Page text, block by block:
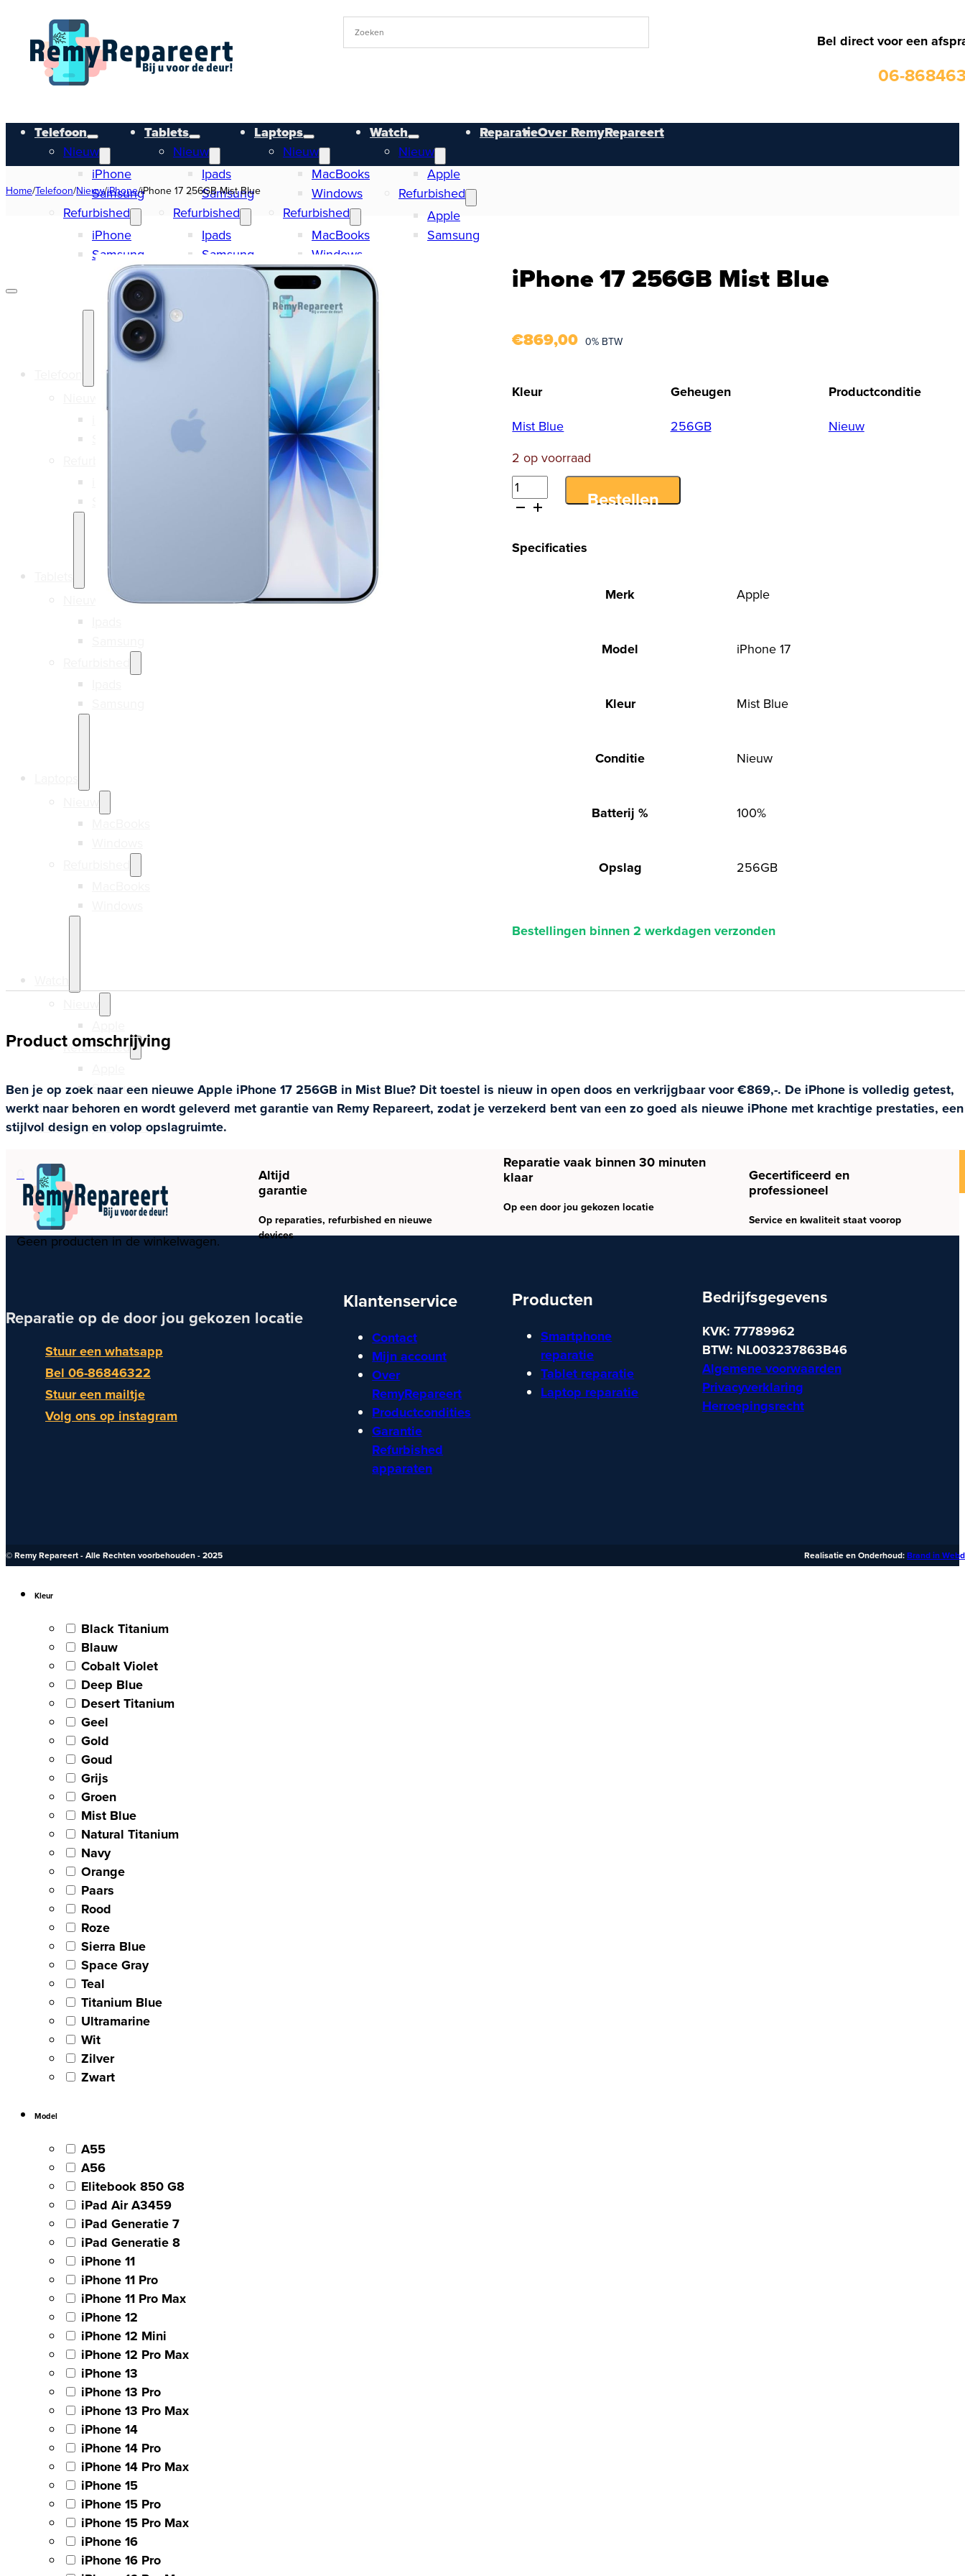
Bel direct voor een
06-
Telefoon
Nieuw
iPhone
Samsung
Refurbished
iPhone
Samsung
Tablets
Nieuw
Ipads
Samsung
Refurbished
Ipads
Samsung
Laptops
Nieuw
MacBooks
Windows
Refurbished
MacBooks
Windows
Watch
Nieuw
Apple
Refurbished
Apple
Samsung
ReparatieOver RemyRepareert
Refurbished
Samsung
Reparatie
Over RemyRepareert
Geen producten in de winkelwagen.
Home/Telefoon/Nieuw/iPhone/iPhone 17 256GB Mist Blue
iPhone 17 256GB Mist Blue
€869,00 0% BTW
Kleur
Mist Blue
Geheugen
256GB
Productconditie
Nieuw
2 op voorraad
iPhone
17
Mist
Blue
Bestellen
Specificaties
Merk Apple
Model iPhone 17
Kleur Mist Blue
Conditie Nieuw
Batterij % 100%
Opslag 256GB
Bestellingen binnen 2 werkdagen verzonden
Product omschrijving
Ben je op zoek naar een nieuwe Apple iPhone 17 256GB in Mist Blue? Dit toestel is nieuw in open doos en verkrijgbaar voor €869,-. De iPhone is volledig getest,
werkt naar behoren en wordt geleverd met garantie van Remy Repareert, zodat je verzekerd bent van een zo goed als nieuwe iPhone met krachtige prestaties, een
stijlvol design en volop opslagruimte.
Altijd
garantie
Op reparaties, refurbished en nieuwe
devices
Reparatie vaak binnen 30 minuten
klaar
Op een door jou gekozen locatie
Gecertificeerd en
professioneel
Service en kwaliteit staat voorop
Reparatie op de door jou gekozen locatie
Stuur een whatsapp
Bel 06-86846322
Stuur een mailtje
Volg ons op instagram
Klantenservice
Contact
Mijn account
Over
RemyRepareert
Productcondities
Garantie
Refurbished
apparaten
Producten
Smartphone
reparatie
Tablet reparatie
Laptop reparatie
Bedrijfsgegevens
KVK: 77789962
BTW: NL003237863B46
Algemene voorwaarden
Privacyverklaring
Herroepingsrecht
© Remy Repareert - Alle Rechten voorbehouden - 2025 Realisatie en Onderhoud:Brand in
Kleur
Black Titanium
Blauw
Cobalt Violet
Deep Blue
Desert Titanium
Geel
Gold
Goud
Grijs
Groen
Mist Blue
Natural Titanium
Navy
Orange
Paars
Rood
Roze
Sierra Blue
Space Gray
Teal
Titanium Blue
Ultramarine
Wit
Zilver
Zwart
Model
A55
A56
Elitebook 850 G8
iPad Air A3459
iPad Generatie 7
iPad Generatie 8
iPhone 11
iPhone 11 Pro
iPhone 11 Pro Max
iPhone 12
iPhone 12 Mini
iPhone 12 Pro Max
iPhone 13
iPhone 13 Pro
iPhone 13 Pro Max
iPhone 14
iPhone 14 Pro
iPhone 14 Pro Max
iPhone 15
iPhone 15 Pro
iPhone 15 Pro Max
iPhone 16
iPhone 16 Pro